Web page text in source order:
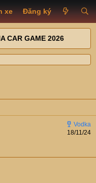
xe Đăng ký
CAR GAME 2026
18/11/24